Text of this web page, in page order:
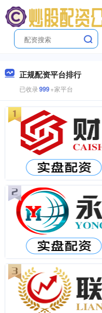
正规配资平台排行
已收录999+家平台